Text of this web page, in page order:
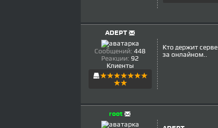
ADEPT
Сообщений: 448
Реакции: 92
Клиенты
Кто держит
за онлайном..
root